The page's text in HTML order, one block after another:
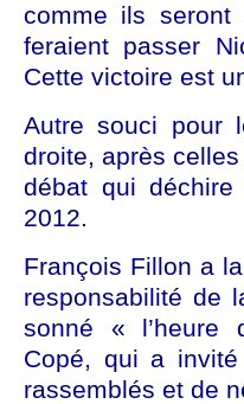
comme ils seront
feraient passer
Cette victoire est
Autre souci pour
droite, après
débat qui
2012.
François Fillon a
responsabilité de
sonné « l’heure
Copé, qui a
rassemblés et de